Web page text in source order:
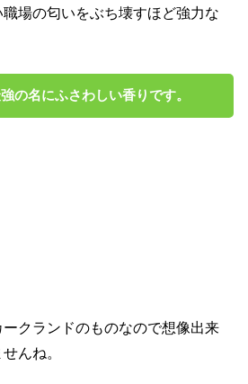
場の匂いをぶち壊すほど強力な
の名にふさわしい香りです。
クランドのものなので想像出来
んね。